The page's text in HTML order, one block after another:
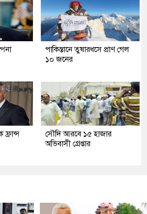
পাকিস্তানে তুষারধসে প্রাণ গেল
১০ জনের
ফ্রান্স
সৌদি আরবে ১৫ হাজার
অভিবাসী গ্রেপ্তার